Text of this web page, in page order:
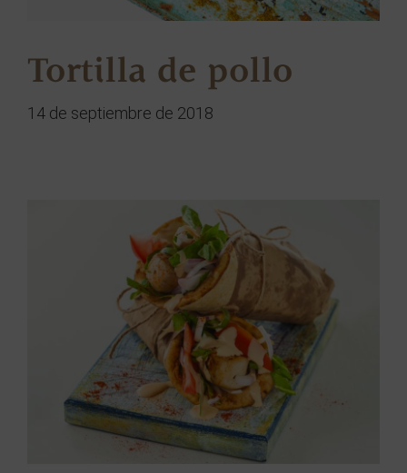
Tortilla de pollo
14 de septiembre de 2018